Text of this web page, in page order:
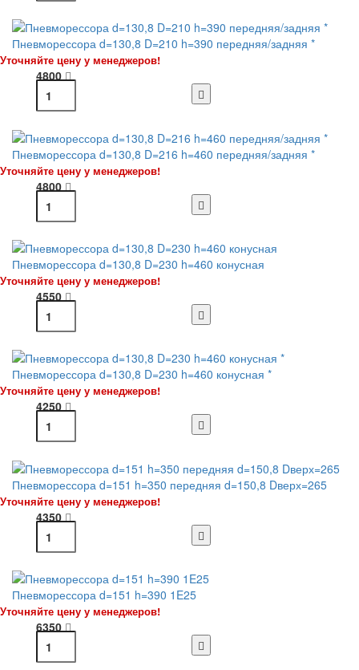
Пневморессора d=130,8 D=210 h=390 передняя/задняя *
Уточняйте цену у менеджеров!
4800
Пневморессора d=130,8 D=216 h=460 передняя/задняя *
Уточняйте цену у менеджеров!
4800
Пневморессора d=130,8 D=230 h=460 конусная
Уточняйте цену у менеджеров!
4550
Пневморессора d=130,8 D=230 h=460 конусная *
Уточняйте цену у менеджеров!
4250
Пневморессора d=151 h=350 передняя d=150,8 Dверх=265
Уточняйте цену у менеджеров!
4350
Пневморессора d=151 h=390 1E25
Уточняйте цену у менеджеров!
6350